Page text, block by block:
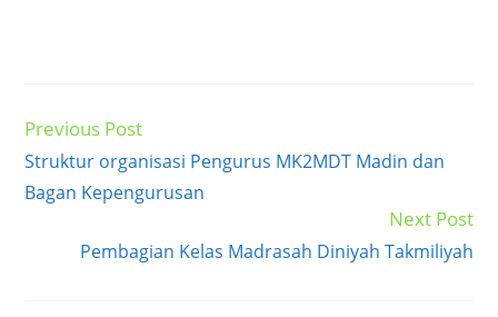
Read
articles
Previous Post
Struktur organisasi Pengurus MK2MDT Madin dan
Bagan Kepengurusan
Next Post
Pembagian Kelas Madrasah Diniyah Takmiliyah